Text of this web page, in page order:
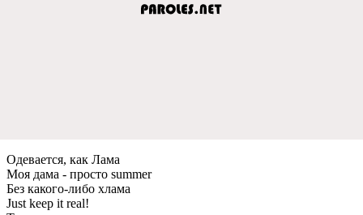
Одевается, как Лама
Моя дама - просто summer
Без какого-либо хлама
Just keep it real!